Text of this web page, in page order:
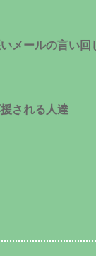
メールの言い回
される人達